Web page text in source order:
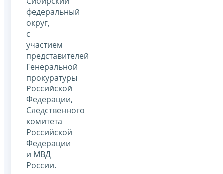
федеральный
округ,
с
участием
представителей
Генеральной
прокуратуры
Российской
Федерации,
Следственного
комитета
Российской
Федерации
и МВД
России.